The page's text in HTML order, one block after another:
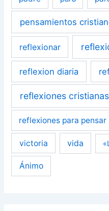
pensamientos
reflexionar
reflexion diaria
reflexiones cristianas
reflexiones para pensar
victoria vida
Ánimo